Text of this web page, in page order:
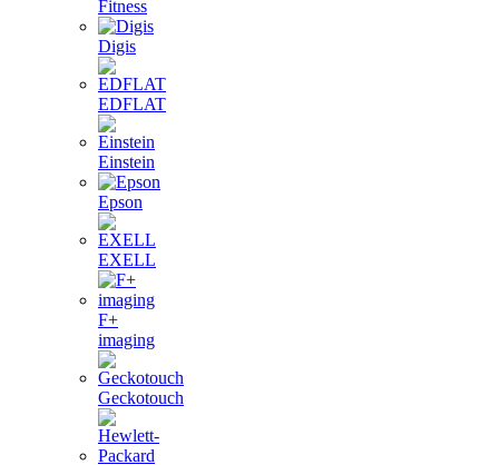
Fitness
Digis
EDFLAT
Einstein
Epson
EXELL
F+
imaging
Geckotouch